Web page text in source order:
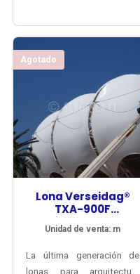
Agotado
Lona Verseidag®
TXA-900F
Arquitectura Tipo II
PVDF
Unidad de venta: m
La última generación de
lonas para arquitectura